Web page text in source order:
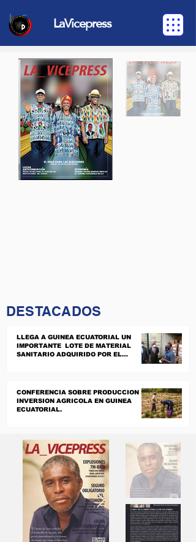
LaVicepress
DESTACADOS
LLEGA A GUINEA ECUATORIAL UN
IMPORTANTE LOTE DE MATERIAL
SANITARIO ADQUIRIDO POR EL
CONFERENCIA SOBRE PRODUCCION E
INVERSION AGRICOLA EN GUINEA
ECUATORIAL.